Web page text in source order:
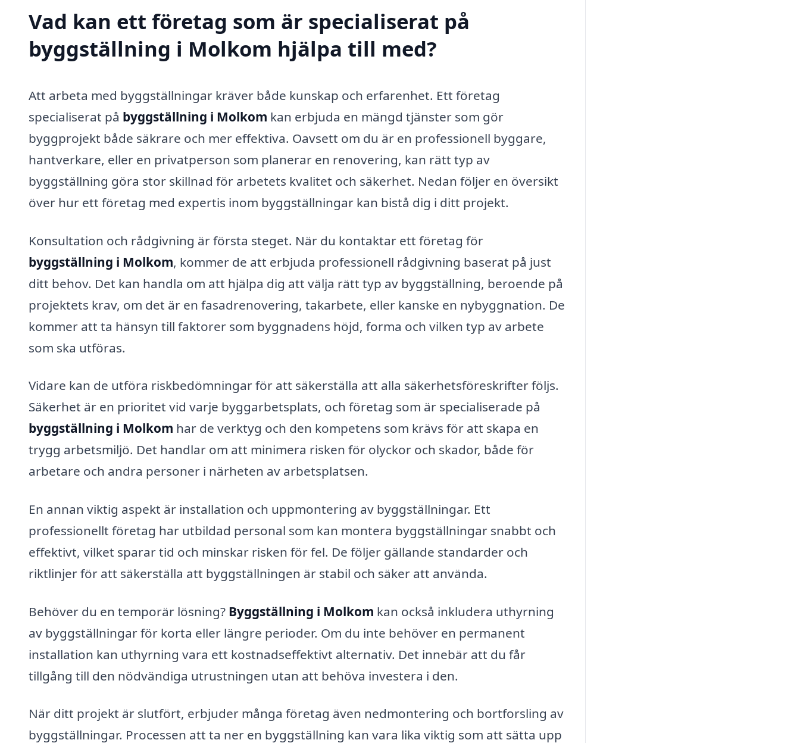
Vad kan ett företag som är specialiserat på
byggställning i Molkom hjälpa till med?
Att arbeta med byggställningar kräver både kunskap och erfarenhet. Ett företag
specialiserat på byggställning i Molkom kan erbjuda en mängd tjänster som gör
byggprojekt både säkrare och mer effektiva. Oavsett om du är en professionell byggare,
hantverkare, eller en privatperson som planerar en renovering, kan rätt typ av
byggställning göra stor skillnad för arbetets kvalitet och säkerhet. Nedan följer en översikt
över hur ett företag med expertis inom byggställningar kan bistå dig i ditt projekt.
Konsultation och rådgivning är första steget. När du kontaktar ett företag för
byggställning i Molkom, kommer de att erbjuda professionell rådgivning baserat på just
ditt behov. Det kan handla om att hjälpa dig att välja rätt typ av byggställning, beroende på
projektets krav, om det är en fasadrenovering, takarbete, eller kanske en nybyggnation. De
kommer att ta hänsyn till faktorer som byggnadens höjd, forma och vilken typ av arbete
som ska utföras.
Vidare kan de utföra riskbedömningar för att säkerställa att alla säkerhetsföreskrifter följs.
Säkerhet är en prioritet vid varje byggarbetsplats, och företag som är specialiserade på
byggställning i Molkom har de verktyg och den kompetens som krävs för att skapa en
trygg arbetsmiljö. Det handlar om att minimera risken för olyckor och skador, både för
arbetare och andra personer i närheten av arbetsplatsen.
En annan viktig aspekt är installation och uppmontering av byggställningar. Ett
professionellt företag har utbildad personal som kan montera byggställningar snabbt och
effektivt, vilket sparar tid och minskar risken för fel. De följer gällande standarder och
riktlinjer för att säkerställa att byggställningen är stabil och säker att använda.
Behöver du en temporär lösning? Byggställning i Molkom kan också inkludera uthyrning
av byggställningar för korta eller längre perioder. Om du inte behöver en permanent
installation kan uthyrning vara ett kostnadseffektivt alternativ. Det innebär att du får
tillgång till den nödvändiga utrustningen utan att behöva investera i den.
När ditt projekt är slutfört, erbjuder många företag även nedmontering och bortforsling av
byggställningar. Processen att ta ner en byggställning kan vara lika viktig som att sätta upp